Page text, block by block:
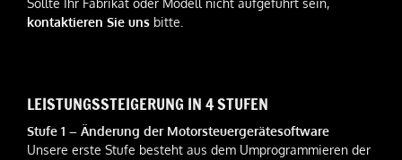
kontaktieren Sie uns bitte.
LEISTUNGSSTEIGERUNG IN 4 STUFEN
Stufe 1 – Änderung der Motorsteuergerätesoftware
Unsere erste Stufe besteht aus dem Umprogrammieren der